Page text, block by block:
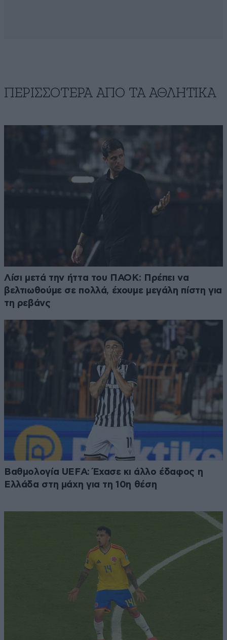
ΠΕΡΙΣΣΟΤΕΡΑ ΑΠΟ ΤA ΑΘΛΗΤΙΚΑ
Λίσι μετά την ήττα του ΠΑΟΚ: Πρέπει να
βελτιωθούμε σε πολλά, έχουμε μεγάλη πίστη για
τη ρεβάνς
Βαθμολογία UEFA: Έχασε κι άλλο έδαφος η
Ελλάδα στη μάχη για τη 10η θέση